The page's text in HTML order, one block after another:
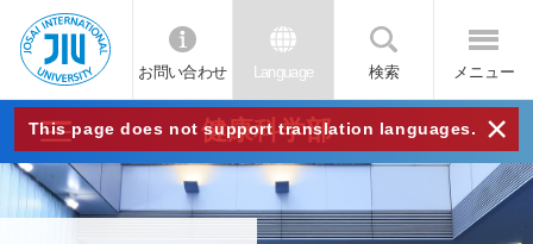
JIU
城西
お問い合わせ Language 検索 メニュー
This page does not support translation languages. ×
健康科学部